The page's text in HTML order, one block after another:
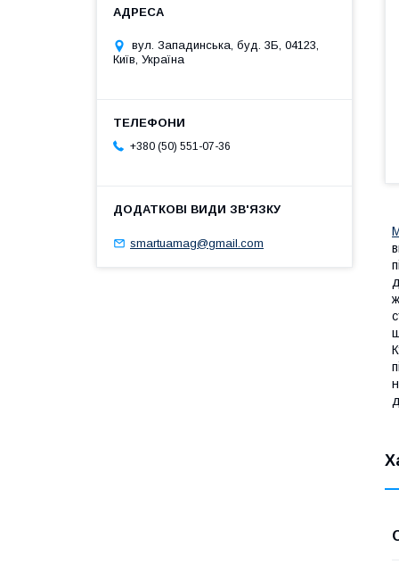
вул. Западинська, буд. 3Б, 04123,
Київ, Україна
+380 (50) 551-07-36
smartuamag@gmail.com